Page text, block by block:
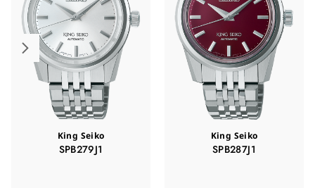
King Seiko
SPB279J1
King Seiko
SPB287J1